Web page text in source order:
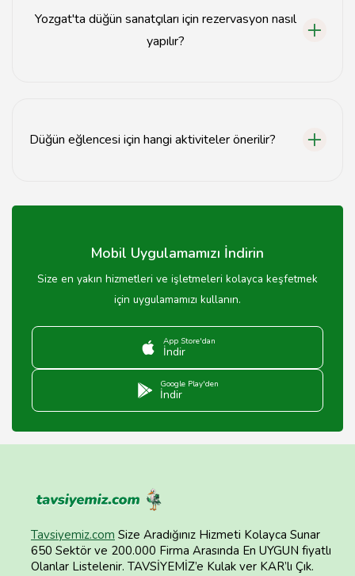
Yozgat'ta düğün sanatçıları için rezervasyon nasıl
yapılır?
Düğün eğlencesi için hangi aktiviteler önerilir?
interaktif oyunlar önerilmektedir.
Mobil Uygulamamızı İndirin
Size en yakın hizmetleri ve işletmeleri kolayca keşfetmek
için uygulamamızı kullanın.
App Store'dan
İndir
Google Play'den
İndir
Tavsiyemiz.com Size Aradığınız Hizmeti Kolayca Sunar
650 Sektör ve 200.000 Firma Arasında En UYGUN fiyatlı
Olanlar Listelenir. TAVSİYEMİZ’e Kulak ver KAR’lı Çık.